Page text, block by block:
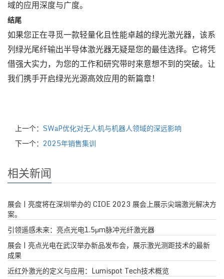
域的应用深度与广度。
结尾
如果您正在寻觅一款轻量化且性能卓越的绿光激光器，该系
列绿光尾纤输出半导体激光器无疑是您的最佳选择。它将凭
借强大实力，为您的工作和研究带时来意想不到的突破。让
我们携手开启绿光光源高效应用的新篇章！
上一个： SWaP优化对无人机与机器人领域的深远影响
下一个： 2025年销售集训
相关新闻
展会 | 亮度将在深圳举办的 CIOE 2023 展会上展示尖端激光解决方
案。
引领遥感未来：亮点光电1.5μm脉冲光纤激光器
展会 | 亮点光电在武汉举办新品发布会，展示激光测距技术的最新
成果
近红外激光的定义与应用：Lumispot Tech技术概览